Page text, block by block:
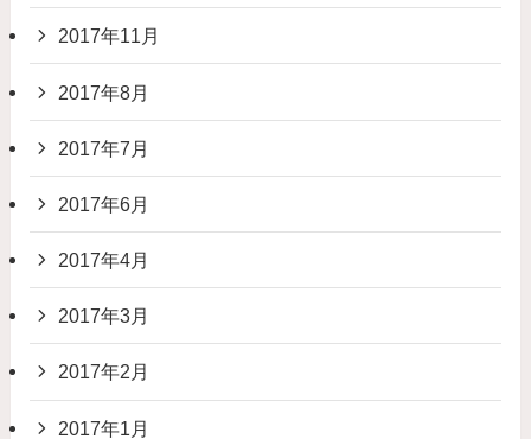
2017年11月
2017年8月
2017年7月
2017年6月
2017年4月
2017年3月
2017年2月
2017年1月